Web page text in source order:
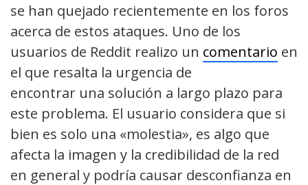
se han quejado recientemente en los foros
acerca de estos ataques. Uno de los
usuarios de Reddit realizo un comentario en
el que resalta la urgencia de
encontrar una solución a largo plazo para
este problema. El usuario considera que si
bien es solo una «molestia», es algo que
afecta la imagen y la credibilidad de la red
en general y podría causar desconfianza en